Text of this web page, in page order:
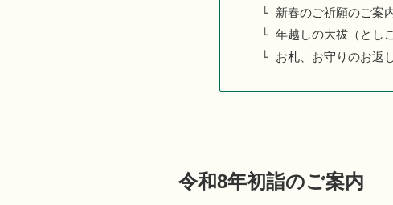
新春のご祈願のご案
年越しの大祓（とし
お札、お守りのお返
令和8年初詣のご案内